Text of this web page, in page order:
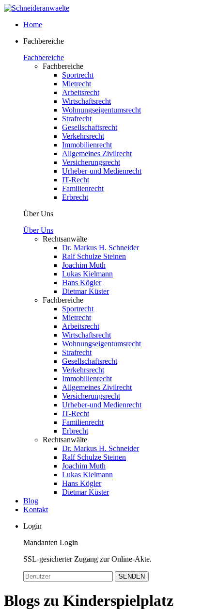
Home
Fachbereiche
Fachbereiche
Fachbereiche
Sportrecht
Mietrecht
Arbeitsrecht
Wirtschaftsrecht
Wohnungseigentumsrecht
Strafrecht
Gesellschaftsrecht
Verkehrsrecht
Immobilienrecht
Allgemeines Zivilrecht
Versicherungsrecht
Urheber-und Medienrecht
IT-Recht
Familienrecht
Erbrecht
Über Uns
Über Uns
Rechtsanwälte
Dr. Markus H. Schneider
Ralf Schulze Steinen
Joachim Muth
Lukas Kielmann
Hans Kögler
Dietmar Küster
Fachbereiche
Sportrecht
Mietrecht
Arbeitsrecht
Wirtschaftsrecht
Wohnungseigentumsrecht
Strafrecht
Gesellschaftsrecht
Verkehrsrecht
Immobilienrecht
Allgemeines Zivilrecht
Versicherungsrecht
Urheber-und Medienrecht
IT-Recht
Familienrecht
Erbrecht
Rechtsanwälte
Dr. Markus H. Schneider
Ralf Schulze Steinen
Joachim Muth
Lukas Kielmann
Hans Kögler
Dietmar Küster
Blog
Kontakt
Login
Mandanten Login
SSL-gesicherter Zugang zur Online-Akte.
SENDEN
Blogs zu Kinderspielplatz